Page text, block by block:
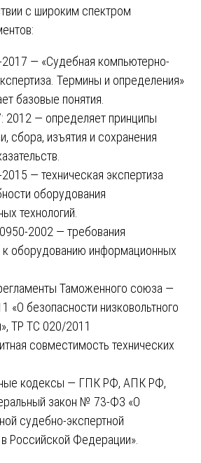
с широким спектром
— «Судебная компьютерно-
Термины и определения»
базовые понятия.
2012 — определяет принципы
сбора, изъятия и сохранения
— техническая экспертиза
оборудования
технологий.
2002 — требования
к оборудованию информационных
Таможенного союза —
«О безопасности низковольтного
ТР ТС 020/2011
совместимость технических
кодексы — ГПК РФ, АПК РФ,
закон № 73-ФЗ «О
судебно-экспертной
Российской Федерации».